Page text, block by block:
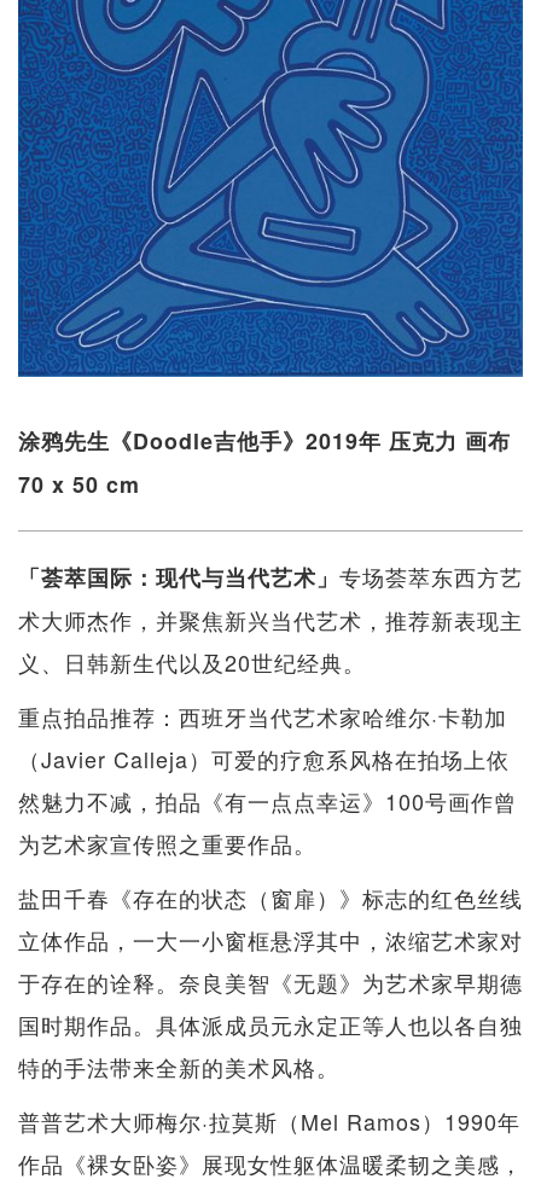
涂鸦先生《Doodle吉他手》2019年 压克力 画布
70 x 50 cm
「荟萃国际：现代与当代艺术」 专场荟萃东西方艺
术大师杰作，并聚焦新兴当代艺术，推荐新表现主
义、日韩新生代以及20世纪经典。
重点拍品推荐：西班牙当代艺术家哈维尔·卡勒加
（Javier Calleja）可爱的疗愈系风格在拍场上依
然魅力不减，拍品《有一点点幸运》100号画作曾
为艺术家宣传照之重要作品。
盐田千春《存在的状态（窗扉）》标志的红色丝线
立体作品，一大一小窗框悬浮其中，浓缩艺术家对
于存在的诠释。奈良美智《无题》为艺术家早期德
国时期作品。具体派成员元永定正等人也以各自独
特的手法带来全新的美术风格。
普普艺术大师梅尔·拉莫斯（Mel Ramos）1990年
作品《裸女卧姿》展现女性躯体温暖柔韧之美感，